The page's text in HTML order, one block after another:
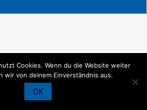
Cookies. Wenn du die Website weiter
wir von deinem Einverständnis aus.
OK